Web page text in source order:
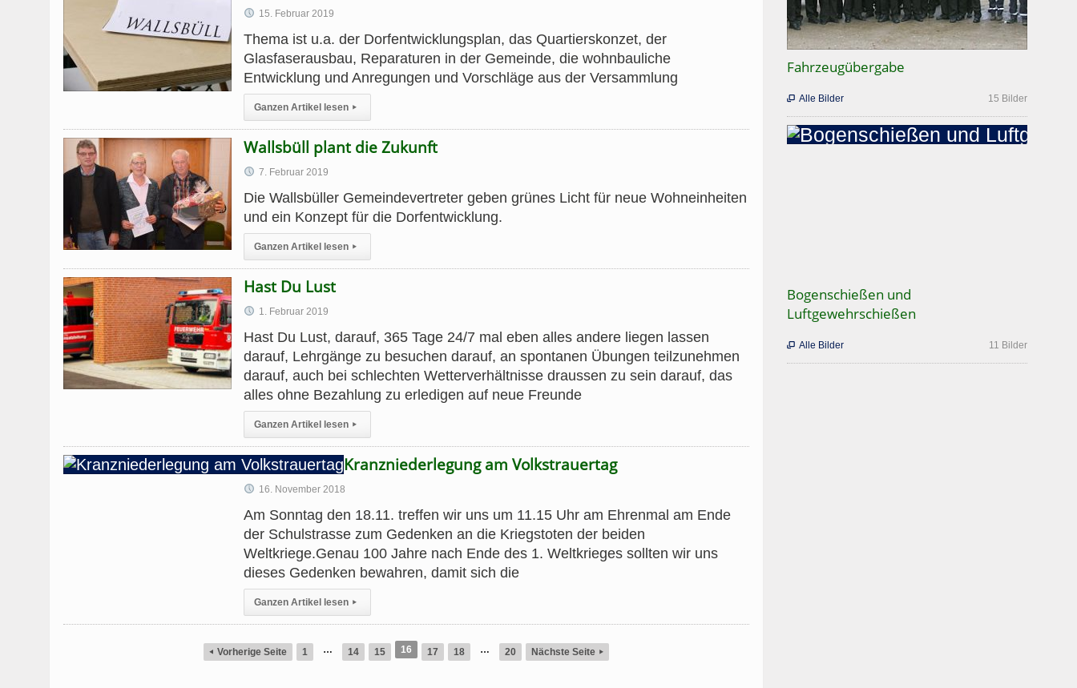
15. Februar 2019
Thema ist u.a. der Dorfentwicklungsplan, das Quartierskonzet, der
Glasfaserausbau, Reparaturen in der Gemeinde, die wohnbauliche
Entwicklung und Anregungen und Vorschläge aus der Versammlung
Ganzen Artikel lesen ▸
Wallsbüll plant die Zukunft
7. Februar 2019
Die Wallsbüller Gemeindevertreter geben grünes Licht für neue Wohneinheiten
und ein Konzept für die Dorfentwicklung.
Ganzen Artikel lesen ▸
Hast Du Lust
1. Februar 2019
Hast Du Lust, darauf, 365 Tage 24/7 mal eben alles andere liegen lassen
darauf, Lehrgänge zu besuchen darauf, an spontanen Übungen teilzunehmen
darauf, auch bei schlechten Wetterverhältnisse draussen zu sein darauf, das
alles ohne Bezahlung zu erledigen auf neue Freunde
Ganzen Artikel lesen ▸
Kranzniederlegung am Volkstrauertag
16. November 2018
Am Sonntag den 18.11. treffen wir uns um 11.15 Uhr am Ehrenmal am Ende
der Schulstrasse zum Gedenken an die Kriegstoten der beiden
Weltkriege.Genau 100 Jahre nach Ende des 1. Weltkrieges sollten wir uns
dieses Gedenken bewahren, damit sich die
Ganzen Artikel lesen ▸
◂ Vorherige Seite 1 … 14 15 16 17 18 … 20 Nächste Seite ▸
Fahrzeugübergabe
15 Bilder
 Alle Bilder
Bogenschießen und
Luftgewehrschießen
11 Bilder
 Alle Bilder